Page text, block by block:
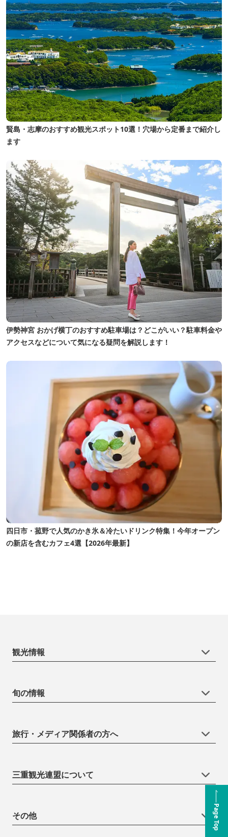
賢島・志摩のおすすめ観光スポット10選！穴場から定番まで紹介し
ます
伊勢神宮 おかげ横丁のおすすめ駐車場は？どこがいい？駐車料金や
アクセスなどについて気になる疑問を解説します！
四日市・菰野で人気のかき氷＆冷たいドリンク特集！今年オープン
の新店を含むカフェ4選【2026年最新】
Page Top
観光情報
旬の情報
旅行・メディア関係者の方へ
三重観光連盟について
その他